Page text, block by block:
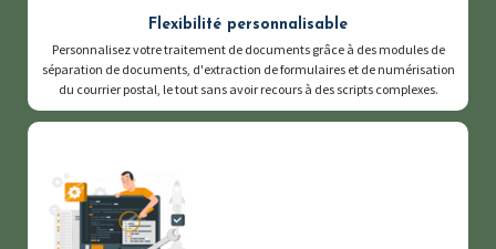
Flexibilité personnalisable
Personnalisez votre traitement de documents grâce à des modules de
séparation de documents, d'extraction de formulaires et de numérisation
du courrier postal, le tout sans avoir recours à des scripts complexes.